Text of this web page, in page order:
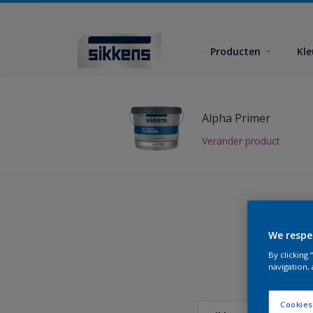
Producten
Alpha Primer
Verander product
We
By clicking
navigation,